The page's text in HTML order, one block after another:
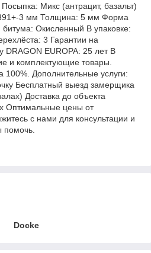
Микс (антрацит, базальт)
3 мм Толщина: 5 мм Форма
битума: Окисленный В упаковке:
3 Гарантии на
EUROPA: 25 лет В
и комплектующие товары.
100%. Дополнительные услуги:
Бесплатный выезд замерщика
Доставка до объекта
Оптимальные цены от
с нами для консультации и
помочь.
Docke